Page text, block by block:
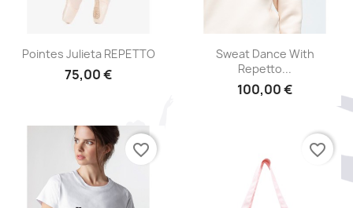
Aperçu rapide
Pointes Julieta REPETTO
75,00 €
Aperçu rapide
Sweat Dance With
Repetto...
100,00 €
favorite_border favorite_border